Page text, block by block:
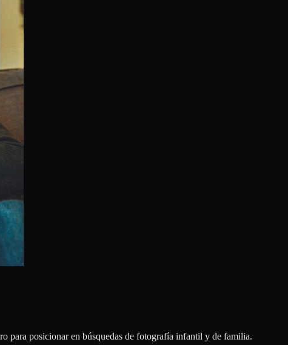
para posicionar en búsquedas de fotografía infantil y de familia.